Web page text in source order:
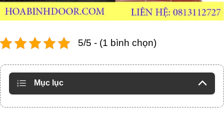
5/5 - (1 bình chọn)
Mục lục